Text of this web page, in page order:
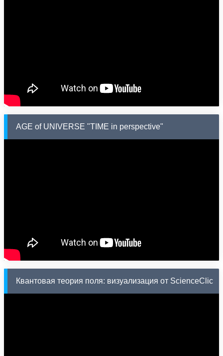
AGE of UNIVERSE "TIME in perspective"
Квантовая теория поля: визуализация от ScienceClic